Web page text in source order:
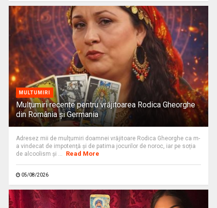
MULTUMIRI
Mulţumiri recente pentru vrăjitoarea Rodica Gheorghe
din România și Germania
Adresez mii de mulţumiri doamnei vrăjitoare Rodica Gheorghe ca m-
a vindecat de impotenţă şi de patima jocurilor de noroc, iar pe soția
de alcoolism și ...
Read More
05/08/2026